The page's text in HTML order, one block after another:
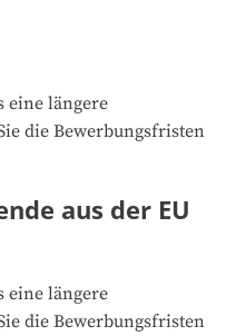
eine längere
die Bewerbungsfristen
aus der EU
eine längere
die Bewerbungsfristen